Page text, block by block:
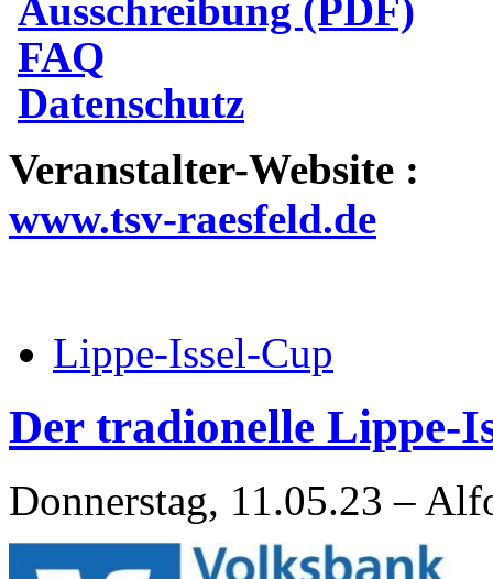
Ausschreibung (PDF)
FAQ
Datenschutz
Veranstalter-Website :
www.tsv-raesfeld.de
Lippe-Issel-Cup
Der tradionelle Lippe-
Donnerstag, 11.05.23 –